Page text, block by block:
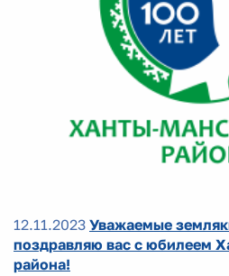
12.11.2023 Уважаемые
поздравляю вас с юбилеем
района!